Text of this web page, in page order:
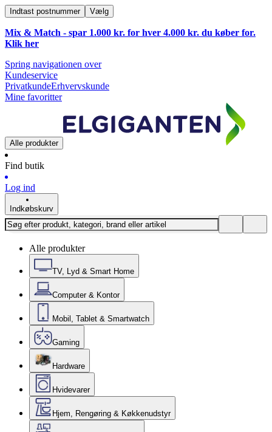
Indtast postnummer Vælg
Mix & Match - spar 1.000 kr. for hver 4.000 kr. du køber for.
Klik her
Spring navigationen over
Kundeservice
PrivatkundeErhvervskunde
Mine favoritter
Alle produkter
Find butik
Log ind
Indkøbskurv
Alle produkter
TV, Lyd & Smart Home
Computer & Kontor
Mobil, Tablet & Smartwatch
Gaming
Hardware
Hvidevarer
Hjem, Rengøring & Køkkenudstyr